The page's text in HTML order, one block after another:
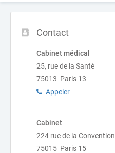
Contact
Cabinet médical
25, rue de la Santé
75013 Paris 13
Appeler
Cabinet
224 rue de la Convention
75015 Paris 15